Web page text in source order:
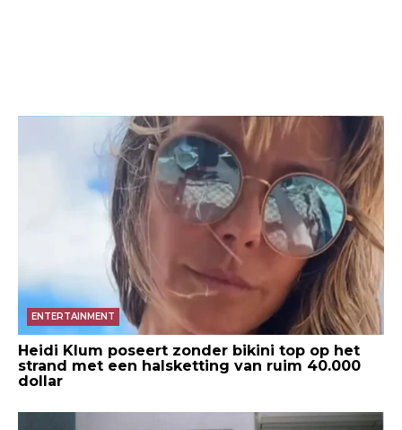
ENTERTAINMENT
Heidi Klum poseert zonder bikini top op het
strand met een halsketting van ruim 40.000
dollar